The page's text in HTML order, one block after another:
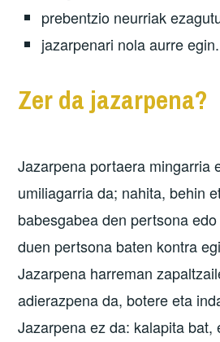
prebentzio neurriak
jazarpenari nola aurre egin.
Zer da jazarpena?
Jazarpena portaera mingarria
umiliagarria da; nahita, behin
babesgabea den pertsona
duen pertsona baten kontra
Jazarpena harreman
adierazpena da, botere eta
Jazarpena ez da: kalapita bat,